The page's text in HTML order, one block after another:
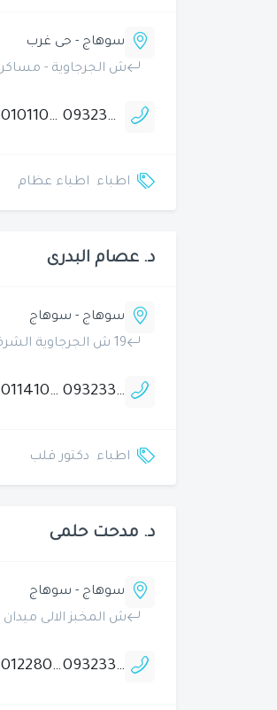
سوهاج - حى غرب
ش الجرجاوية -
0932344611
01011000816
اطباء اطباء عظام
د. عصام البدرى
سوهاج - سوهاج
19 ش الجرجاوية الشرقى امام جامع الشهيد عبد المنعم رياض
0932333636
01141066884
اطباء دكتور قلب
د. مدحت حلمى
سوهاج - سوهاج
ش المخبز الالى ميدان
0932336660
01228082440